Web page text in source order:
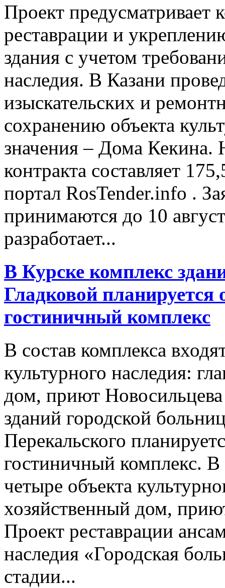
Проект предусматривает
реставрации и
здания с учетом
наследия. В Казани
изыскательских и
сохранению объекта
значения – Дома Кекина.
контракта составляет
портал RosTender.info .
принимаются до 10
разработает...
В Курске комплекс
Гладковой планируется
гостиничный комплекс
В состав комплекса
культурного наследия:
дом, приют
зданий городской
Перекальского
гостиничный комплекс. В
четыре объекта
хозяйственный дом,
Проект реставрации
наследия «Городская
стадии...